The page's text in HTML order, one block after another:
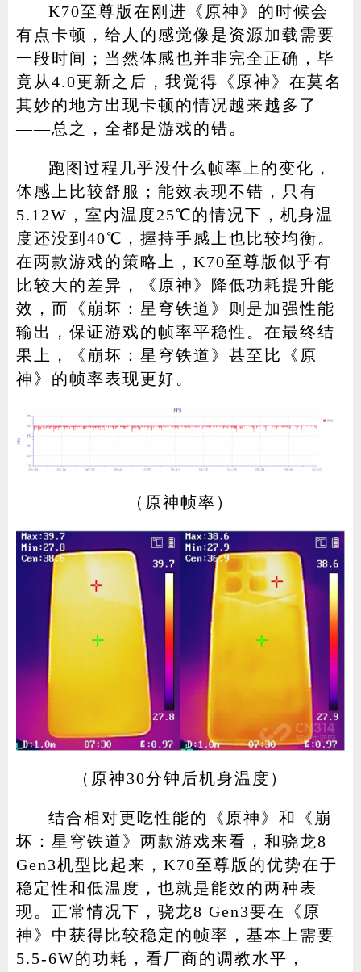
K70至尊版在刚进《原神》的时候会
有点卡顿，给人的感觉像是资源加载需要
一段时间；当然体感也并非完全正确，毕
竟从4.0更新之后，我觉得《原神》在莫名
其妙的地方出现卡顿的情况越来越多了
——总之，全都是游戏的错。
跑图过程几乎没什么帧率上的变化，
体感上比较舒服；能效表现不错，只有
5.12W，室内温度25℃的情况下，机身温
度还没到40℃，握持手感上也比较均衡。
在两款游戏的策略上，K70至尊版似乎有
比较大的差异，《原神》降低功耗提升能
效，而《崩坏：星穹铁道》则是加强性能
输出，保证游戏的帧率平稳性。在最终结
果上，《崩坏：星穹铁道》甚至比《原
神》的帧率表现更好。
（原神帧率）
（原神30分钟后机身温度）
结合相对更吃性能的《原神》和《崩
坏：星穹铁道》两款游戏来看，和骁龙8
Gen3机型比起来，K70至尊版的优势在于
稳定性和低温度，也就是能效的两种表
现。正常情况下，骁龙8 Gen3要在《原
神》中获得比较稳定的帧率，基本上需要
5.5-6W的功耗，看厂商的调教水平，